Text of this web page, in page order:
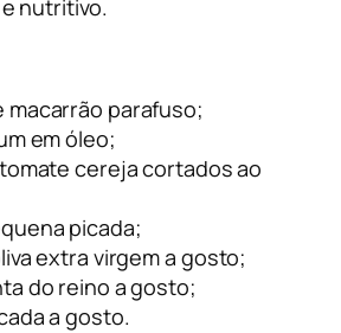
nutritivo.
macarrão parafuso;
em óleo;
cereja cortados ao
picada;
extra virgem a gosto;
do reino a gosto;
a gosto.